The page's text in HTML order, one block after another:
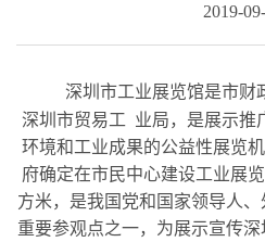
2019-
深圳市工业展览馆是市财
深圳市贸易工 业局，是展示推
环境和工业成果的公益性展览
府确定在市民中心建设工业展
方米，是我国党和国家领导人
重要参观点之一，为展示宣传